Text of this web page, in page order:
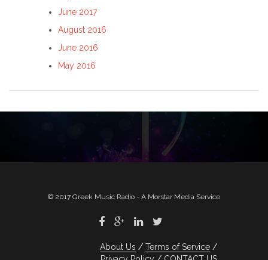
June 2017
August 2016
June 2016
May 2016
© 2017 Greek Music Radio - A Morstar Media Service
About Us
Terms of Service